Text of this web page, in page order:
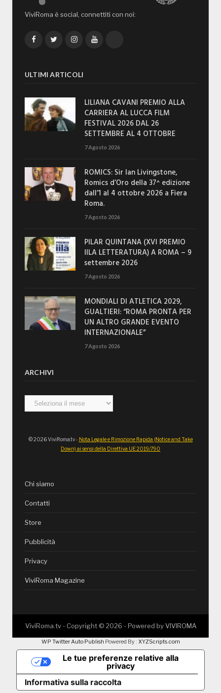
ViviRoma è social, connettiti con noi:
FacebookTwitterInstagramYouTube
ULTIMI ARTICOLI
LILIANA CAVANI PREMIO ALLA
CARRIERA AL LUCCA FILM
FESTIVAL 2026 DAL 26
SETTEMBRE AL 4 OTTOBRE
7 Agosto 2026
ROMICS: Sir Ian Livingstone,
Romics d’Oro della 37^ edizione
dall’1 al 4 ottobre 2026 a Fiera
Roma.
7 Agosto 2026
PILAR QUINTANA (XVI PREMIO
IILA LETTERATURA) A ROMA – 9
settembre 2026
7 Agosto 2026
MONDIALI DI ATLETICA 2029,
GUALTIERI: “ROMA PRONTA PER
UN ALTRO GRANDE EVENTO
INTERNAZIONALE”
7 Agosto 2026
ARCHIVI
Archivi
© 2026 ViviRoma.tv - Nota Legale e Rimozione Rapida (Notice and Take
Down) ai sensi della Direttiva UE 2019/790
Chi siamo
Contatti
Store
Pubblicità
Privacy
ViviRoma Magazine
ViviRoma.tv - Copyright © 2026 - Powered byVIVIROMA
WP Twitter Auto Publish Powered By : XYZScripts.com
Informativa sulla raccolta
Le tue preferenze relative alla
privacy